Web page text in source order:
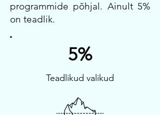
programmide põhjal. Ainult 5%
on teadlik.
5%
Teadlikud valikud